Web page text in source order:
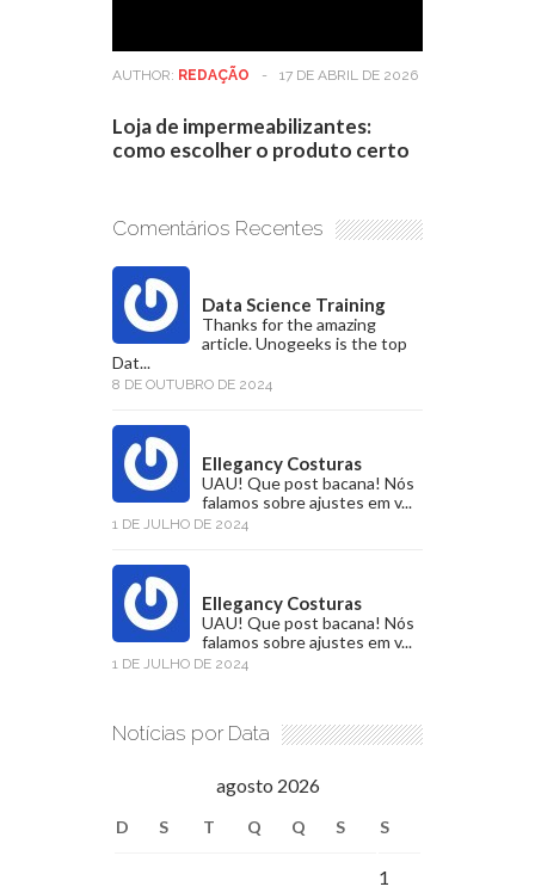
AUTHOR: REDAÇÃO - 17 DE ABRIL DE 2026
Loja de impermeabilizantes:
como escolher o produto certo
Comentários Recentes
Data Science Training
Thanks for the amazing
article. Unogeeks is the top
Dat...
8 DE OUTUBRO DE 2024
Ellegancy Costuras
UAU! Que post bacana! Nós
falamos sobre ajustes em v...
1 DE JULHO DE 2024
Ellegancy Costuras
UAU! Que post bacana! Nós
falamos sobre ajustes em v...
1 DE JULHO DE 2024
Notícias por Data
agosto 2026
D S T Q Q S S
1